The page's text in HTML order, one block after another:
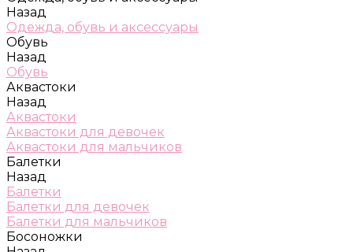
Назад
Одежда, обувь и аксессуары
Обувь
Назад
Обувь
Аквастоки
Назад
Аквастоки
Аквастоки для девочек
Аквастоки для мальчиков
Балетки
Назад
Балетки
Балетки для девочек
Балетки для мальчиков
Босоножки